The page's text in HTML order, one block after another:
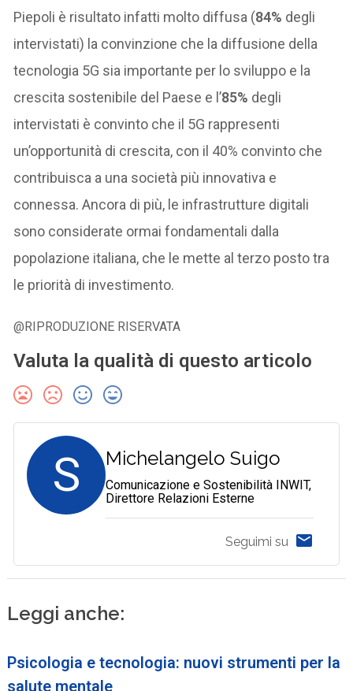
Piepoli è risultato infatti molto diffusa (84% degli
intervistati) la convinzione che la diffusione della
tecnologia 5G sia importante per lo sviluppo e la
crescita sostenibile del Paese e l’85% degli
intervistati è convinto che il 5G rappresenti
un’opportunità di crescita, con il 40% convinto che
contribuisca a una società più innovativa e
connessa. Ancora di più, le infrastrutture digitali
sono considerate ormai fondamentali dalla
popolazione italiana, che le mette al terzo posto tra
le priorità di investimento.
@RIPRODUZIONE RISERVATA
Valuta la qualità di questo articolo
S Michelangelo Suigo
Comunicazione e Sostenibilità INWIT,
Direttore Relazioni Esterne
Seguimi su
Leggi anche:
Psicologia e tecnologia: nuovi strumenti per la
salute mentale